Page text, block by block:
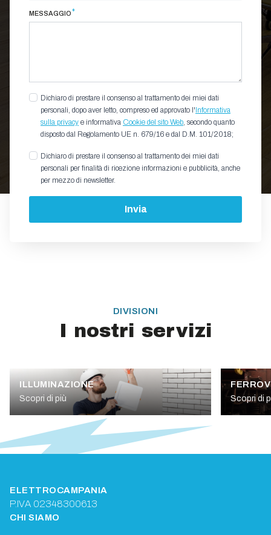
MESSAGGIO*
Dichiaro di prestare il consenso al trattamento dei miei dati
personali, dopo aver letto, compreso ed approvato l' Informativa
sulla privacy e informativa Cookie del sito Web, secondo quanto
disposto dal Regolamento UE n. 679/16 e dal D.M. 101/2018;
Dichiaro di prestare il consenso al trattamento dei miei dati
personali per finalità di ricezione informazioni e pubblicità, anche
per mezzo di newsletter.
Invia
DIVISIONI
I nostri servizi
ILLUMINAZIONE
Scopri di più Scopri di
ELETTROCAMPANIA
P.IVA 02348300613
CHI SIAMO